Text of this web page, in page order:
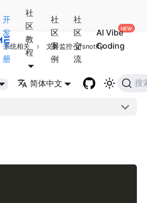
开
发
手
册
社
区
教
程
社
区
案
例
社
区
交
流
AI Vibe
Coding
简体中文 搜
系统相关 文件监控-gfsnotify